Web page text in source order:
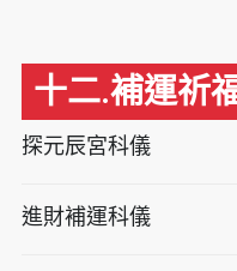
十二.補運祈
探元辰宮科儀
進財補運科儀